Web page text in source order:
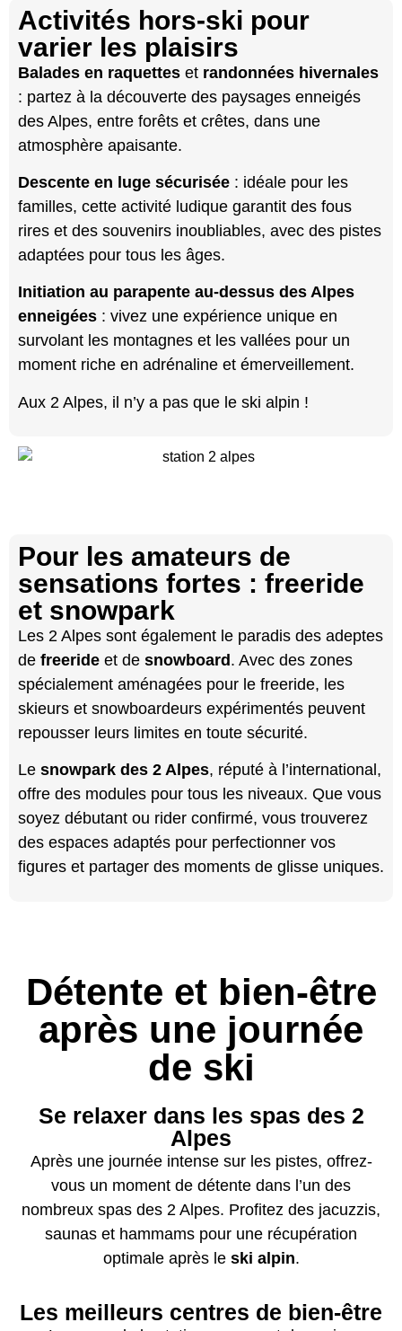
Activités hors-ski pour
varier les plaisirs
Balades en raquettes et randonnées hivernales
: partez à la découverte des paysages enneigés
des Alpes, entre forêts et crêtes, dans une
atmosphère apaisante.
Descente en luge sécurisée : idéale pour les
familles, cette activité ludique garantit des fous
rires et des souvenirs inoubliables, avec des pistes
adaptées pour tous les âges.
Initiation au parapente au-dessus des Alpes
enneigées : vivez une expérience unique en
survolant les montagnes et les vallées pour un
moment riche en adrénaline et émerveillement.
Aux 2 Alpes, il n’y a pas que le ski alpin !
Pour les amateurs de
sensations fortes : freeride
et snowpark
Les 2 Alpes sont également le paradis des adeptes
de freeride et de snowboard. Avec des zones
spécialement aménagées pour le freeride, les
skieurs et snowboardeurs expérimentés peuvent
repousser leurs limites en toute sécurité.
Le snowpark des 2 Alpes, réputé à l’international,
offre des modules pour tous les niveaux. Que vous
soyez débutant ou rider confirmé, vous trouverez
des espaces adaptés pour perfectionner vos
figures et partager des moments de glisse uniques.
Détente et bien-être
après une journée
de ski
Se relaxer dans les spas des 2
Alpes
Après une journée intense sur les pistes, offrez-
vous un moment de détente dans l’un des
nombreux spas des 2 Alpes. Profitez des jacuzzis,
saunas et hammams pour une récupération
optimale après le ski alpin.
Les meilleurs centres de bien-être